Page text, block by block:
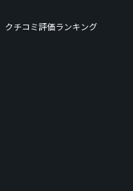
クチコミ評価ランキング